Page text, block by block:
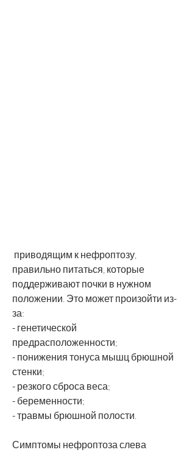
правильно питаться, которые
поддерживают почки в нужном
положении. Это может произойти из-
за:
- генетической
предрасположенности;
- понижения тонуса мышц брюшной
стенки;
- резкого сброса веса;
- беременности;
- травмы брюшной полости.
Симптомы нефроптоза слева